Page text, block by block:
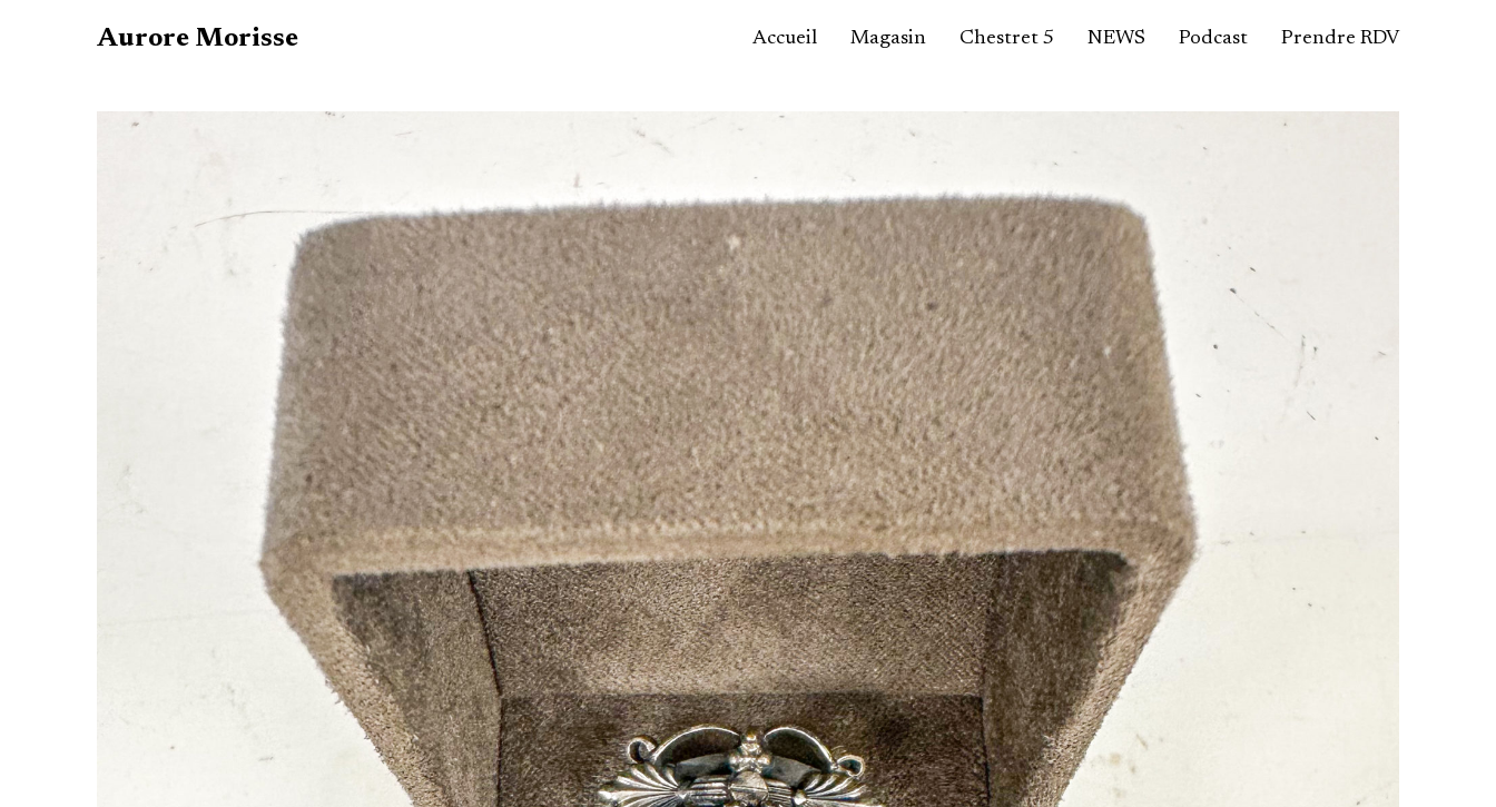
Aurore Morisse Accueil Magasin
Bijoux, montres
Céramique
Luminaires
Mobilier
Sculptures
Tableaux
Verrerie
Autre
Chestret 5 NEWS Podcast Prendre RDV